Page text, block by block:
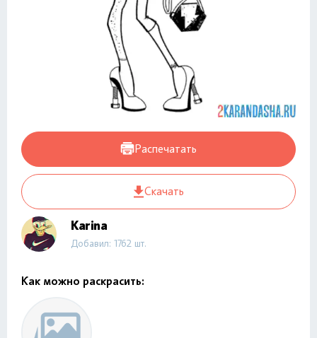
Распечатать
Скачать
Karina
Добавил: 1762 шт.
Как можно раскрасить: